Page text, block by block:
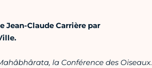
Jean-Claude Carrière par
la Conférence des Oiseaux.